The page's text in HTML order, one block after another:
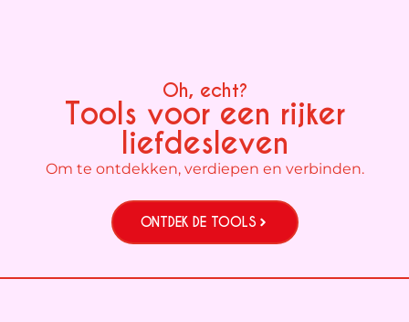
Oh, echt?
Tools voor een rijker
liefdesleven
Om te ontdekken, verdiepen en verbinden.
ONTDEK DE TOOLS